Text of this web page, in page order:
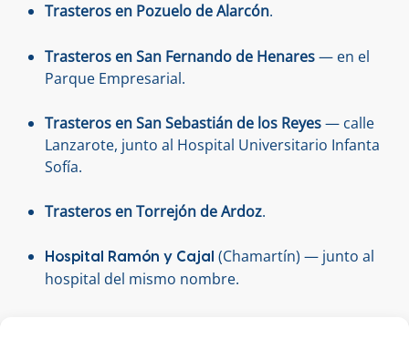
Trasteros en Pozuelo de Alarcón.
Trasteros en San Fernando de Henares— en el
Parque Empresarial.
Trasteros en San Sebastián de los Reyes— calle
Lanzarote, junto al Hospital Universitario Infanta
Sofía.
Trasteros en Torrejón de Ardoz.
Hospital Ramón y Cajal (Chamartín) — junto al
hospital del mismo nombre.